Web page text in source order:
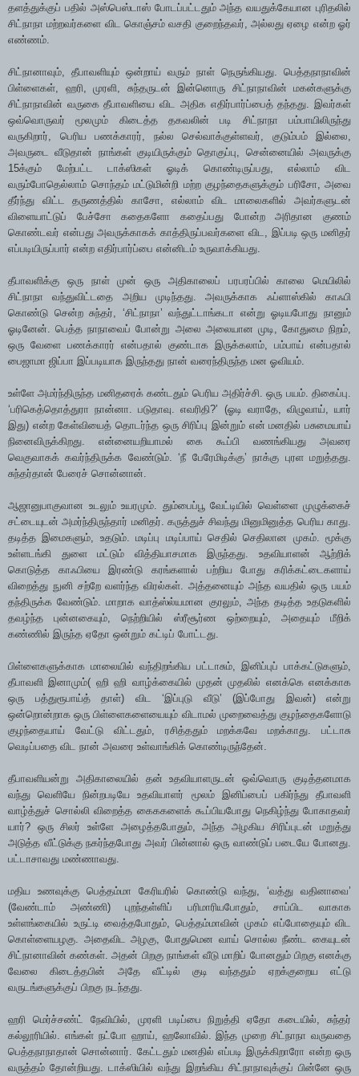
தளத்துக்குப் பதில் அஸ்பெஸ்டாஸ் போடப்பட்டதும் அந்த வயதுக்கேயான புரிதலில்
சிட்நாநா மற்றவர்களை விட கொஞ்சம் வசதி குறைந்தவர், அல்லது ஏழை என்ற ஓர்
எண்ணம்.
சிட்நானாவும், தீபாவளியும் ஒன்றாய் வரும் நாள் நெருங்கியது. பெத்தநாநாவின்
பிள்ளைகள், ஹரி, முரளி, சுந்தருடன் இன்னொரு சிட்நாநாவின் மகன்களுக்கு
சிட்நாநாவின் வருகை தீபாவளியை விட அதிக எதிர்பார்ப்பைத் தந்தது. இவர்கள்
ஒவ்வொருவர் மூலமும் கிடைத்த தகவலின் படி சிட்நாநா பம்பாயிலிருந்து
வருகிறார், பெரிய பணக்காரர், நல்ல செல்வாக்குள்ளவர், குடும்பம் இல்லை,
அவருடை வீடுதான் நாங்கள் குடியிருக்கும் தொகுப்பு, சென்னையில் அவருக்கு
15க்கும் மேற்பட்ட டாக்ஸிகள் ஓடிக் கொண்டிருப்பது, எல்லாம் விட
வரும்போதெல்லாம் சொந்தம் மட்டுமின்றி மற்ற குழந்தைகளுக்கும் பரிசோ, அவை
தீர்ந்து விட்ட தருணத்தில் காசோ, எல்லாம் விட மாலைகளில் அவர்களுடன்
விளையாட்டுப் பேச்சோ கதைகளோ கதைப்பது போன்ற அரிதான குணம்
கொண்டவர் என்பது அவருக்காகக் காத்திருப்பவர்களை விட, இப்படி ஒரு மனிதர்
எப்படியிருப்பார் என்ற எதிர்பார்ப்பை என்னிடம் உருவாக்கியது.
தீபாவளிக்கு ஒரு நாள் முன் ஒரு அதிகாலைப் பரபரப்பில் காலை மெயிலில்
சிட்நாநா வந்துவிட்டதை அறிய முடிந்தது. அவருக்காக ஃப்ளாஸ்கில் காஃபி
கொண்டு சென்ற சுந்தர், ‘சிட்நாநா’ வந்துட்டாங்கடா என்று ஓடியபோது நானும்
ஓடினேன். பெத்த நாநாவைப் போன்று அலை அலையான முடி, கோதுமை நிறம்,
ஒரு வேளை பணக்காரர் என்பதால் குண்டாக இருக்கலாம், பம்பாய் என்பதால்
பைஜாமா ஜிப்பா இப்படியாக இருந்தது நான் வரைந்திருந்த மன ஓவியம்.
உள்ளே அமர்ந்திருந்த மனிதரைக் கண்டதும் பெரிய அதிர்ச்சி. ஒரு பயம். திகைப்பு.
‘பரிகெத்தொத்துரா நான்னா. படுதாவு. எவரிதி?’ (ஓடி வராதே, விழுவாய், யார்
இது) என்ற கேள்வியைத் தொடர்ந்த ஒரு சிரிப்பு இன்றும் என் மனதில் பசுமையாய்
நினைவிருக்கிறது. என்னையறியாமல் கை கூப்பி வணங்கியது அவரை
வெகுவாகக் கவர்ந்திருக்க வேண்டும். ‘நீ பேரேமிடிக்கு’ நாக்கு புரள மறுத்தது.
சுந்தர்தான் பேரைச் சொன்னான்.
ஆஜானுபாகுவான உடலும் உயரமும். தும்பைப்பூ வேட்டியில் வெள்ளை முழுக்கைச்
சட்டையுடன் அமர்ந்திருந்தார் மனிதர். கருத்துச் சிவந்து மினுமினுத்த பெரிய காது.
தடித்த இமைகளும், உதடும். மடிப்பு மடிப்பாய் செதில் செதிலான முகம். மூக்கு
உள்ளடங்கி துளை மட்டும் வித்தியாசமாக இருந்தது. உதவியாளன் ஆற்றிக்
கொடுத்த காஃபியை இரண்டு கரங்களால் பற்றிய போது கரிக்கட்டைகளாய்
விறைத்து நுனி சற்றே வளர்ந்த விரல்கள். அத்தனையும் அந்த வயதில் ஒரு பயம்
தந்திருக்க வேண்டும். மாறாக வாத்ஸ்ல்யமான குரலும், அந்த தடித்த உதடுகளில்
தவழ்ந்த புன்னகையும், நெற்றியில் ஸ்ரீசூர்ண ஒற்றையும், அதையும் மீறிக்
கண்ணில் இருந்த ஏதோ ஒன்றும் கட்டிப் போட்டது.
பிள்ளைகளுக்காக மாலையில் வந்திறங்கிய பட்டாசும், இனிப்புப் பாக்கட்டுகளும்,
தீபாவளி இனாமும்( ஹி ஹி வாழ்க்கையில் முதன் முதலில் எனக்கெ எனக்காக
ஒரு பத்துரூபாய்த் தாள்) விட ‘இப்புடு வீடு’ (இப்போது இவன்) என்று
ஒன்றொன்றாக ஒரு பிள்ளைகளையையும் விடாமல் முறைவைத்து குழந்தைகளோடு
குழந்தையாய் வேட்டு விட்டதும், ரசித்ததும் மறக்கவே மறக்காது. பட்டாசு
வெடிப்பதை விட நான் அவரை உள்வாங்கிக் கொண்டிருந்தேன்.
தீபாவளியன்று அதிகாலையில் தன் உதவியாளருடன் ஒவ்வொரு குடித்தனமாக
வந்து வெளியே நின்றபடியே உதவியாளர் மூலம் இனிப்பைப் பகிர்ந்து தீபாவளி
வாழ்த்துச் சொல்லி விறைத்த கைககளைக் கூப்பியபோது நெகிழ்ந்து போகாதவர்
யார்? ஒரு சிலர் உள்ளே அழைத்தபோதும், அந்த அழகிய சிரிப்புடன் மறுத்து
அடுத்த வீட்டுக்கு நகர்ந்தபோது அவர் பின்னால் ஒரு வாண்டுப் படையே போனது.
பட்டாசாவது மண்ணாவது.
மதிய உணவுக்கு பெத்தம்மா கேரியரில் கொண்டு வந்து, ‘வத்து வதினாவை’
(வேண்டாம் அண்ணி) புறந்தள்ளிப் பரிமாரியபோதும், சாப்பிட வாகாக
உள்ளங்கையில் உருட்டி வைத்தபோதும், பெத்தம்மாவின் முகம் எப்போதையும் விட
கொள்ளையழகு. அதைவிட அழகு, போதுமென வாய் சொல்ல நீண்ட கையுடன்
சிட்நானாவின் கண்கள். அதன் பிறகு நாங்கள் வீடு மாறிப் போனதும் பிறகு எனக்கு
வேலை கிடைத்தபின் அதே வீட்டில் குடி வந்ததும் ஏறக்குறைய எட்டு
வருடங்களுக்குப் பிறகு நடந்தது.
ஹரி மெர்ச்சண்ட் நேவியில், முரளி படிப்பை நிறுத்தி ஏதோ கடையில், சுந்தர்
கல்லூரியில். எங்கள் நட்போ ஹாய், ஹலோவில். இந்த முறை சிட்நாநா வருவதை
பெத்தநாநாதான் சொன்னார். கேட்டதும் மனதில் எப்படி இருக்கிறாரோ என்ற ஒரு
வருத்தம் தோன்றியது. டாக்ஸியில் வந்து இறங்கிய சிட்நாநாவுக்குப் பின்னே ஒரு